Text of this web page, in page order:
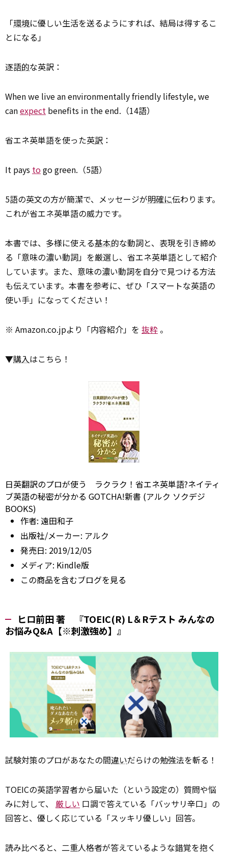
「環境に優しい生活を送るようにすれば、結局は得するこ
とになる」
逐語的な英訳：
When we live an environmentally friendly lifestyle, we
canexpect benefits in the end.（14語）
省エネ英単語を使った英訳 ：
It pays togo green.（5語）
5語の英文の方が簡潔で、メッセージが明確に伝わります。
これが省エネ英単語の威力です。
本書では、多様に使える基本的な動詞と、表現を引き締め
る「意味の濃い動詞」を厳選し、省エネ英単語として紹介
しています。また、意味の濃い動詞を自分で見つける方法
も伝えています。本書を参考に、ぜひ「スマートな英語の
使い手」になってください！
※ Amazon.co.jpより「内容紹介」を 抜粋 。
▼購入はこちら！
日英翻訳のプロが使う ラクラク！省エネ英単語?ネイティ
ブ英語の秘密が分かる GOTCHA!新書 (アルク ソクデジ
BOOKS)
作者: 遠田和子
出版社/メーカー: アルク
発売日: 2019/12/05
メディア: Kindle版
この商品を含むブログを見る
ヒロ前田 著 『TOEIC(R) L＆Rテスト みんなの
お悩みQ&A【※刺激強め】』
試験対策のプロがあなたの間違いだらけの勉強法を斬る！
TOEICの英語学習者から届いた（という設定の）質問や悩
みに対して、 厳しい 口調で答えている「バッサリ辛口」の
回答と、優しく応じている「スッキリ優しい」回答。
読み比べると、二重人格者が答えているような錯覚を抱く